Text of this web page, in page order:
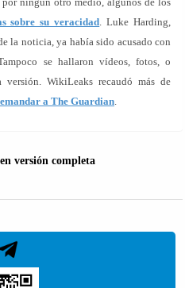
sobre su veracidad. Luke Harding,
la noticia, ya había sido acusado con
se hallaron vídeos, fotos, o
WikiLeaks recaudó más de
a The Guardian.
versión completa